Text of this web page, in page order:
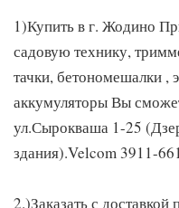
1)Купить в г. Жодино
садовую технику,
тачки, бетономешалки ,
аккумуляторы Вы
ул.Сырокваша 1-25
здания).Velcom 3911-
2.)Заказать с